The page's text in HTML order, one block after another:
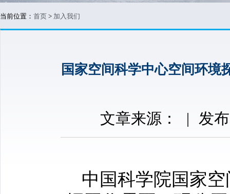
当前位置： 首页 > 加入我们
国家空间科学中心空间环境
文章来源： | 发
中国科学院国家